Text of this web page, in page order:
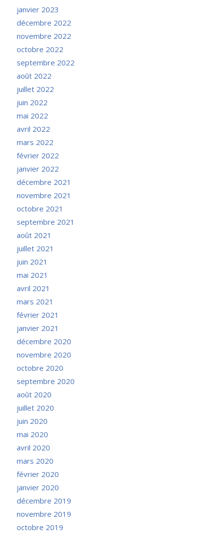
janvier 2023
décembre 2022
novembre 2022
octobre 2022
septembre 2022
août 2022
juillet 2022
juin 2022
mai 2022
avril 2022
mars 2022
février 2022
janvier 2022
décembre 2021
novembre 2021
octobre 2021
septembre 2021
août 2021
juillet 2021
juin 2021
mai 2021
avril 2021
mars 2021
février 2021
janvier 2021
décembre 2020
novembre 2020
octobre 2020
septembre 2020
août 2020
juillet 2020
juin 2020
mai 2020
avril 2020
mars 2020
février 2020
janvier 2020
décembre 2019
novembre 2019
octobre 2019